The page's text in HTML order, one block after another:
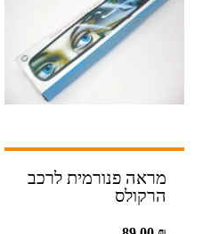
מראה פנורמית לרכב
הרקולס